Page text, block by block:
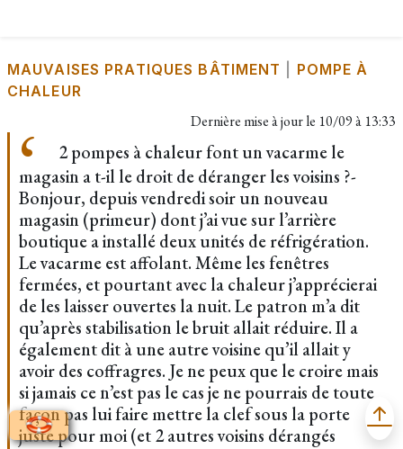
MAUVAISES PRATIQUES BÂTIMENT
POMPE À
CHALEUR
Dernière mise à jour le 10/09 à 13:33
2 pompes à chaleur font un vacarme le
magasin a t-il le droit de déranger les voisins ?-
Bonjour, depuis vendredi soir un nouveau
magasin (primeur) dont j’ai vue sur l’arrière
boutique a installé deux unités de réfrigération.
Le vacarme est affolant. Même les fenêtres
fermées, et pourtant avec la chaleur j’apprécierai
de les laisser ouvertes la nuit. Le patron m’a dit
qu’après stabilisation le bruit allait réduire. Il a
également dit à une autre voisine qu’il allait y
avoir des coffragres. Je ne peux que le croire mais
si jamais ce n’est pas le cas je ne pourrais de toute
façon pas lui faire mettre la clef sous la porte
juste pour moi (et 2 autres voisins dérangés